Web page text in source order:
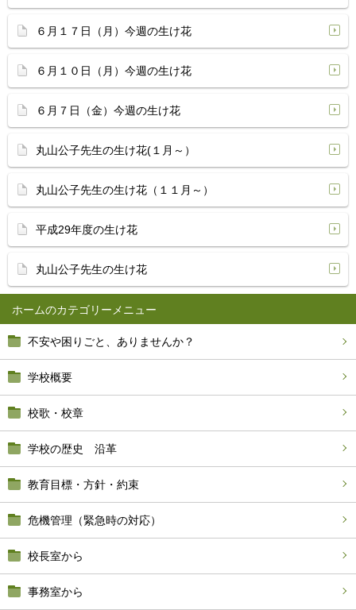
ホーム
不安や困りごと、ありませんか？
学校概要
校歌・校章
学校の歴史 沿革
教育目標・方針・約束
危機管理（緊急時の対応）
校長室から
事務室から
６月１７日（月）今週の生け花
６月１０日（月）今週の生け花
６月７日（金）今週の生け花
丸山公子先生の生け花(１月～）
丸山公子先生の生け花（１１月～）
平成29年度の生け花
丸山公子先生の生け花